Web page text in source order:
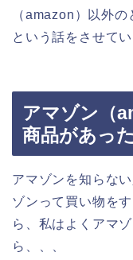
（amazon）以外
という話をさせて
アマゾン（
商品があっ
アマゾンを知らな
ゾンって買い物を
ら、私はよくアマ
ら、、、